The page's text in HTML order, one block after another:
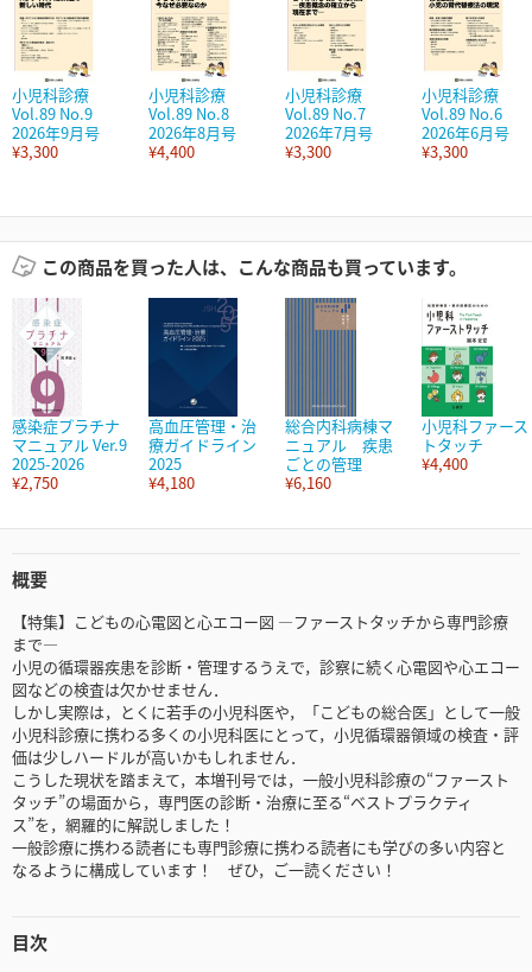
小児科診療
Vol.89 No.9
2026年9月号
¥3,300
小児科診療
Vol.89 No.8
2026年8月号
¥4,400
小児科診療
Vol.89 No.7
2026年7月号
¥3,300
小児科診療
Vol.89 No.6
2026年6月号
¥3,300
この商品を買った人は、こんな商品も買っています。
感染症プラチナ
マニュアル Ver.9
2025-2026
¥2,750
高血圧管理・治
療ガイドライン
2025
¥4,180
総合内科病棟マ
ニュアル 疾患
ごとの管理
¥6,160
小児科ファース
トタッチ
¥4,400
概要
【特集】こどもの心電図と心エコー図 ―ファーストタッチから専門診療
まで―
小児の循環器疾患を診断・管理するうえで，診察に続く心電図や心エコー
図などの検査は欠かせません．
しかし実際は，とくに若手の小児科医や，「こどもの総合医」として一般
小児科診療に携わる多くの小児科医にとって，小児循環器領域の検査・評
価は少しハードルが高いかもしれません．
こうした現状を踏まえて，本増刊号では，一般小児科診療の“ファースト
タッチ”の場面から，専門医の診断・治療に至る“ベストプラクティ
ス”を，網羅的に解説しました！
一般診療に携わる読者にも専門診療に携わる読者にも学びの多い内容と
なるように構成しています！ ぜひ，ご一読ください！
目次